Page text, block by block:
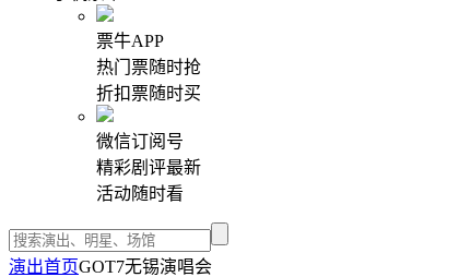
票牛APP
热门票随时抢
折扣票随时买
微信订阅号
精彩剧评最新
活动随时看
演出首页GOT7无锡演唱会